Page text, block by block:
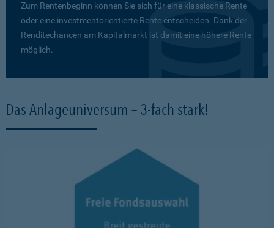
Zum Rentenbeginn können Sie sich für eine klassische Rente
oder eine investmentorientierte Rente entscheiden. Dank der
Renditechancen am Kapitalmarkt ist damit eine höhere Rente
möglich.
Das Anlageuniversum – 3-fach stark!